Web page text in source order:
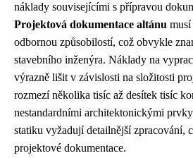
náklady souvisejícími s přípravou
Projektová dokumentace altánu musí
odbornou způsobilostí, což obvykle
stavebního inženýra. Náklady na
výrazně lišit v závislosti na složitosti
rozmezí několika tisíc až desítek tisíc
nestandardními architektonickými
statiku vyžadují detailnější zpracování,
projektové dokumentace.